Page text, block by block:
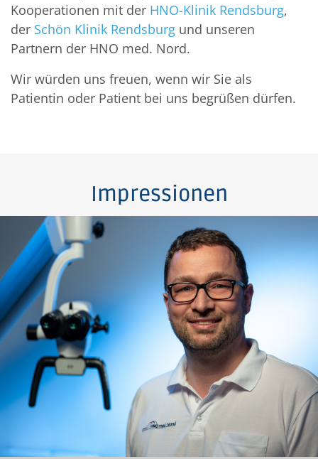
Kooperationen mit der HNO-Klinik Rendsburg,
der Schön Klinik Rendsburg und unseren
Partnern der HNO med. Nord.
Wir würden uns freuen, wenn wir Sie als
Patientin oder Patient bei uns begrüßen dürfen.
Impressionen